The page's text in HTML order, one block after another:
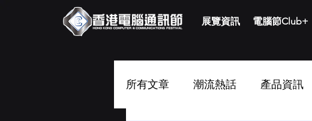
展覽資訊 電腦節Club+
所有文章 潮流熱話 產品資訊